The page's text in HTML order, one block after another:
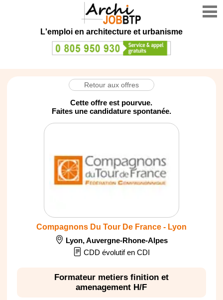
L'emploi en architecture et urbanisme
Retour aux offres
Cette offre est pourvue.
Faites une candidature spontanée.
Compagnons Du Tour De France - Lyon
Lyon,Auvergne-Rhone-Alpes
CDD évolutif en CDI
Formateur metiers finition et
amenagement H/F